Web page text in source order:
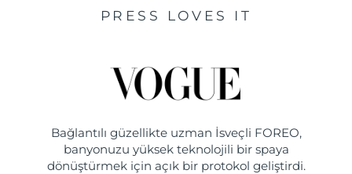
PRESS LOVES IT
Bağlantılı güzellikte uzman İsveçli FOREO,
banyonuzu yüksek teknolojili bir spaya
dönüştürmek için açık bir protokol geliştirdi.